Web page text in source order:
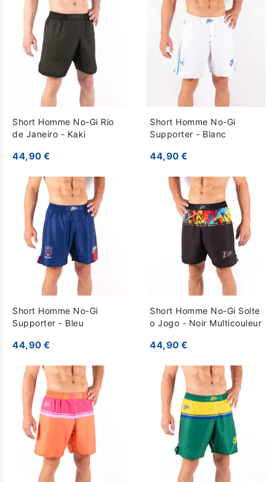
Short Homme No-Gi Rio
de Janeiro - Kaki
44,90 €
Short Homme No-Gi
Supporter - Blanc
44,90 €
Short Homme No-Gi
Supporter - Bleu
44,90 €
Short Homme No-Gi Solte
o Jogo - Noir Multicouleur
44,90 €